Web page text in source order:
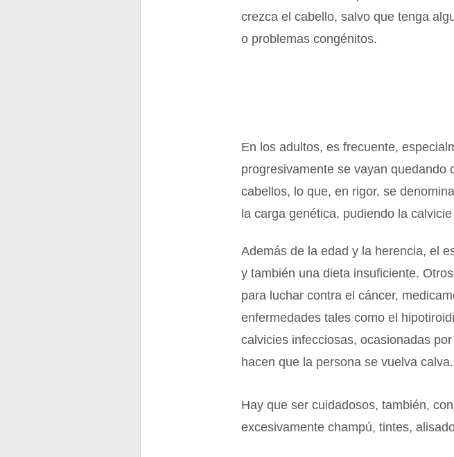
crezca el cabello, salvo que tenga
o problemas congénitos.
En los adultos, es frecuente,
progresivamente se vayan quedando
cabellos, lo que, en rigor, se
la carga genética, pudiendo la
Además de la edad y la herencia, el
y también una dieta insuficiente.
para luchar contra el cáncer,
enfermedades tales como el
calvicies infecciosas, ocasionadas
hacen que la persona se vuelva calva.
Hay que ser cuidadosos, también,
excesivamente champú, tintes,